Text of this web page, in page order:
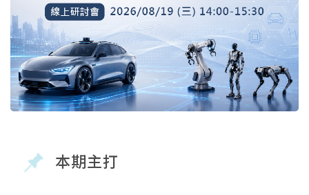
本期主打